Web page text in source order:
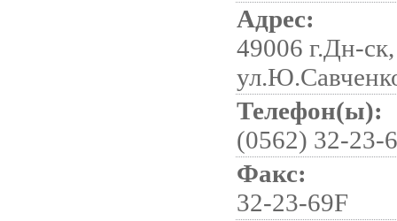
Адрес:
49006 г.Дн-ск,
Телефон(ы):
(0562) 32-23-
Факс:
32-23-69F